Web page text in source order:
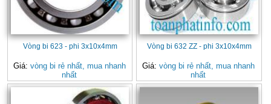
Vòng bi 623 - phi 3x10x4mm
Giá: vòng bi rẻ nhất, mua nhanh
nhất
Vòng bi 632 ZZ - phi 3x10x4mm
Giá: vòng bi rẻ nhất, mua nhanh
nhất